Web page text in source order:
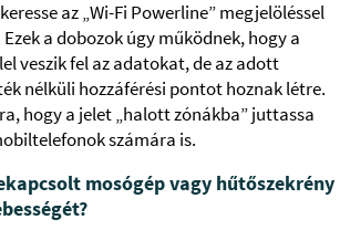
az „Wi-Fi Powerline” megjelöléssel
a dobozok úgy működnek, hogy a
veszik fel az adatokat, de az adott
nélküli hozzáférési pontot hoznak létre.
hogy a jelet „halott zónákba” juttassa
számára is.
mosógép vagy hűtőszekrény